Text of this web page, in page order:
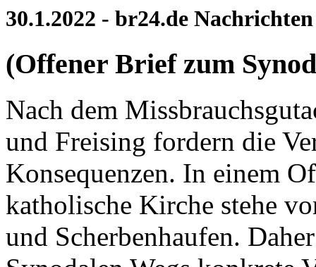
30.1.2022 - br24.de
(Offener Brief zum
Nach dem
und Freising fordern die
Konsequenzen. In einem
katholische Kirche stehe
und Scherbenhaufen.